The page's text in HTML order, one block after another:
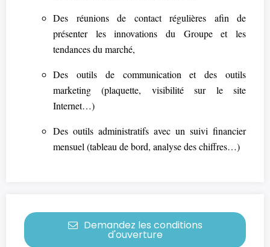
Des réunions de contact régulières afin de
présenter les innovations du Groupe et les
tendances du marché,
Des outils de communication et des outils
marketing (plaquette, visibilité sur le site
Internet…)
Des outils administratifs avec un suivi financier
mensuel (tableau de bord, analyse des chiffres…)
Demandez les conditions
d'ouverture